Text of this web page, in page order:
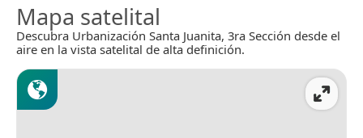
Mapa satelital
Descubra Urbanización Santa Juanita, 3ra Sección desde el
aire en la vista satelital de alta definición.